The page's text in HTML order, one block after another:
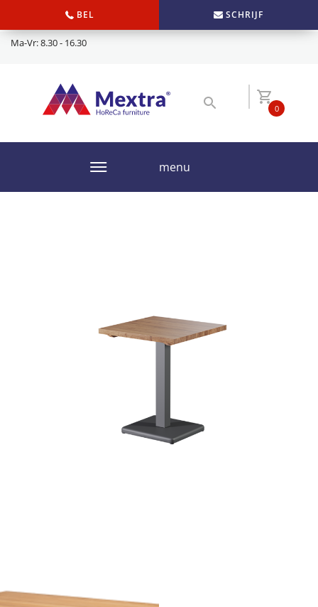
BEL SCHRIJF
Ma-Vr: 8.30 - 16.30
0
menu